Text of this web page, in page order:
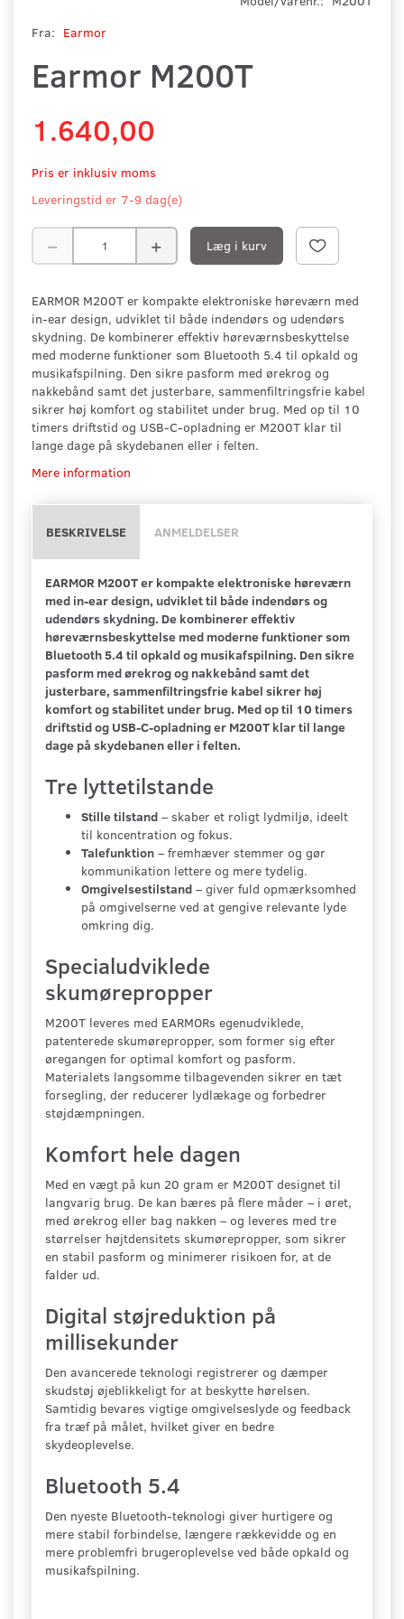
Fra: Earmor
Earmor M200T
1.640,00
Pris er inklusiv moms
Leveringstid er 7-9 dag(e)
Læg i kurv
EARMOR M200T er kompakte elektroniske høreværn med
in-ear design, udviklet til både indendørs og udendørs
skydning. De kombinerer effektiv høreværnsbeskyttelse
med moderne funktioner som Bluetooth 5.4 til opkald og
musikafspilning. Den sikre pasform med ørekrog og
nakkebånd samt det justerbare, sammenfiltringsfrie kabel
sikrer høj komfort og stabilitet under brug. Med op til 10
timers driftstid og USB-C-opladning er M200T klar til
lange dage på skydebanen eller i felten.
Mere information
BESKRIVELSE ANMELDELSER
EARMOR M200T er kompakte elektroniske høreværn
med in-ear design, udviklet til både indendørs og
udendørs skydning. De kombinerer effektiv
høreværnsbeskyttelse med moderne funktioner som
Bluetooth 5.4 til opkald og musikafspilning. Den sikre
pasform med ørekrog og nakkebånd samt det
justerbare, sammenfiltringsfrie kabel sikrer høj
komfort og stabilitet under brug. Med op til 10 timers
driftstid og USB-C-opladning er M200T klar til lange
dage på skydebanen eller i felten.
Tre lyttetilstande
Stille tilstand – skaber et roligt lydmiljø, ideelt
til koncentration og fokus.
Talefunktion – fremhæver stemmer og gør
kommunikation lettere og mere tydelig.
Omgivelsestilstand – giver fuld opmærksomhed
på omgivelserne ved at gengive relevante lyde
omkring dig.
Specialudviklede
skumørepropper
M200T leveres med EARMORs egenudviklede,
patenterede skumørepropper, som former sig efter
øregangen for optimal komfort og pasform.
Materialets langsomme tilbagevenden sikrer en tæt
forsegling, der reducerer lydlækage og forbedrer
støjdæmpningen.
Komfort hele dagen
Med en vægt på kun 20 gram er M200T designet til
langvarig brug. De kan bæres på flere måder – i øret,
med ørekrog eller bag nakken – og leveres med tre
størrelser højtdensitets skumørepropper, som sikrer
en stabil pasform og minimerer risikoen for, at de
falder ud.
Digital støjreduktion på
millisekunder
Den avancerede teknologi registrerer og dæmper
skudstøj øjeblikkeligt for at beskytte hørelsen.
Samtidig bevares vigtige omgivelseslyde og feedback
fra træf på målet, hvilket giver en bedre
skydeoplevelse.
Bluetooth 5.4
Den nyeste Bluetooth-teknologi giver hurtigere og
mere stabil forbindelse, længere rækkevidde og en
mere problemfri brugeroplevelse ved både opkald og
musikafspilning.